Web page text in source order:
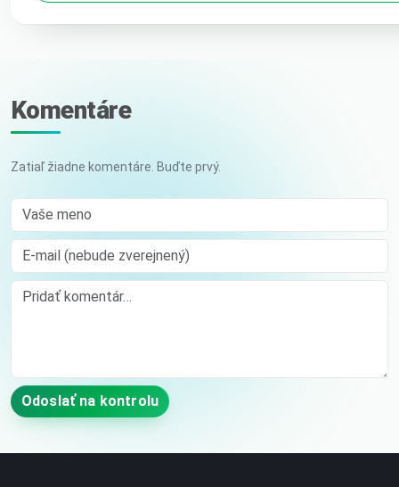
Komentáre
Zatiaľ žiadne komentáre. Buďte prvý.
Vaše meno
E-mail (nebude zverejnený)
Comment
Odoslať na kontrolu